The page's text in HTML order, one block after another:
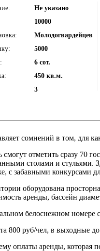
Не указано
10000
Молодогвардейцев
5000
6 сот.
450 кв.м.
3
сомнений в том, для
отметить сразу
столами и стульями.
с забавными конкурсами
оборудована
аренды, бассейн
белоснежном номере
800 руб/чел, в выходные
оплаты аренды,